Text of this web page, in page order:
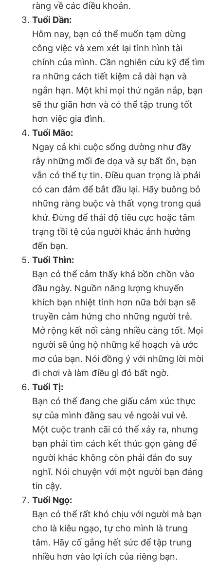
Đặt báo Quảng cáo RSS Tòa soạn
Tổng biên tập: Nguyễn Ngọc Toàn
Phó tổng biên tập thường trực: Hải Thành
Phó tổng biên tập: Lâm Hiếu Dũng
Phó tổng biên tập: Trần Việt Hưng
Tổng thư ký tòa soạn: Đức Trung
Giấy phép xuất bản số 110/GP - BTTTT cấp ngày 24.3.2020
chép dưới mọi hình thức nếu không có sự chấp thuận bằng văn
bản. Phát triển bởi ePi Technologies, JSC.
ràng về các điều khoản.
Tuổi Dần:
Hôm nay, bạn có thể muốn tạm dừng
công việc và xem xét lại tình hình tài
chính của mình. Cần nghiên cứu kỹ để tìm
ra những cách tiết kiệm cả dài hạn và
ngắn hạn. Một khi mọi thứ ngăn nắp, bạn
sẽ thư giãn hơn và có thể tập trung tốt
hơn việc gia đình.
Tuổi Mão:
Ngay cả khi cuộc sống dường như đầy
rẫy những mối đe dọa và sự bất ổn, bạn
vẫn có thể tự tin. Điều quan trọng là phải
có can đảm để bắt đầu lại. Hãy buông bỏ
những ràng buộc và thất vọng trong quá
khứ. Đừng để thái độ tiêu cực hoặc tâm
trạng tồi tệ của người khác ảnh hưởng
đến bạn.
Tuổi Thìn:
Bạn có thể cảm thấy khá bồn chồn vào
đầu ngày. Nguồn năng lượng khuyến
khích bạn nhiệt tình hơn nữa bởi bạn sẽ
truyền cảm hứng cho những người trẻ.
Mở rộng kết nối càng nhiều càng tốt. Mọi
người sẽ ủng hộ những kế hoạch và ước
mơ của bạn. Nói đồng ý với những lời mời
đi chơi và làm điều gì đó bất ngờ.
Tuổi Tị:
Bạn có thể đang che giấu cảm xúc thực
sự của mình đằng sau vẻ ngoài vui vẻ.
Một cuộc tranh cãi có thể xảy ra, nhưng
bạn phải tìm cách kết thúc gọn gàng để
người khác không còn phải đắn đo suy
nghĩ. Nói chuyện với một người bạn đáng
tin cậy.
Tuổi Ngọ:
Bạn có thể rất khó chịu với người mà bạn
cho là kiêu ngạo, tự cho mình là trung
tâm. Hãy cố gắng hết sức để tập trung
nhiều hơn vào lợi ích của riêng bạn.